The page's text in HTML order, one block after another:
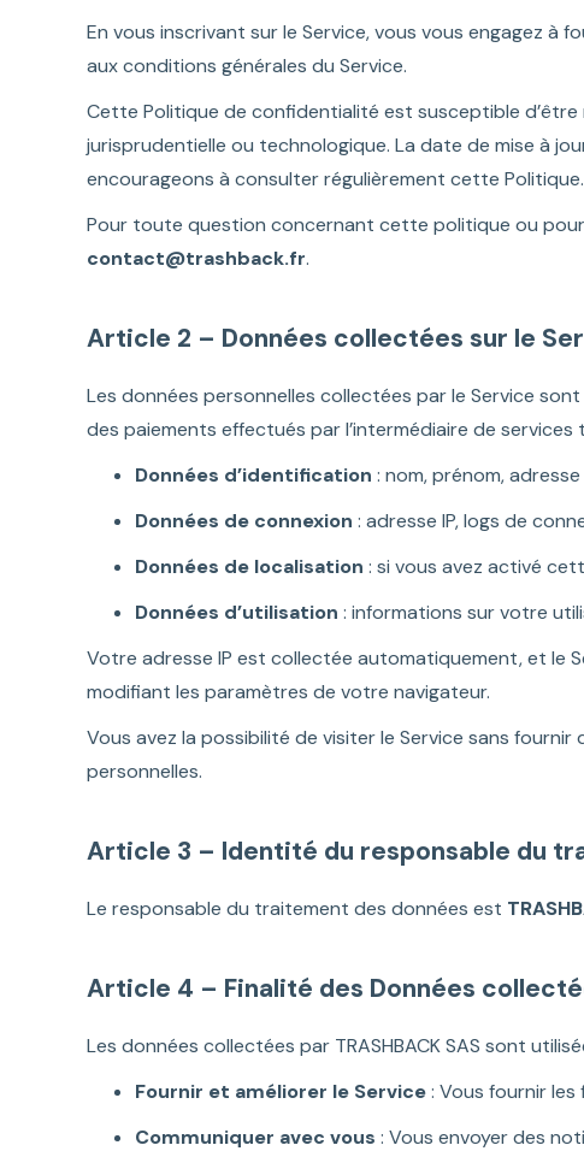
En vous inscrivant sur le Service, vous vous engagez
aux conditions générales du Service.
Cette Politique de confidentialité est susceptible
jurisprudentielle ou technologique. La date de mise à
encourageons à consulter régulièrement cette Politique.
Pour toute question concernant cette politique ou pour
contact@trashback.fr.
Article 2 – Données collectées sur le
Les données personnelles collectées par le Service
des paiements effectués par l’intermédiaire de
Données d’identification : nom, prénom,
Données de connexion : adresse IP, logs de
Données de localisation : si vous avez activé
Données d’utilisation : informations sur votre
Votre adresse IP est collectée automatiquement, et le
modifiant les paramètres de votre navigateur.
Vous avez la possibilité de visiter le Service sans
personnelles.
Article 3 – Identité du responsable du
Le responsable du traitement des données est
Article 4 – Finalité des Données
Les données collectées par TRASHBACK SAS sont
Fournir et améliorer le Service: Vous fournir
Communiquer avec vous : Vous envoyer des